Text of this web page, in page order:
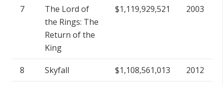
7
The Lord of
the Rings: The
Return of the
King
$1,119,929,521 2003
8 Skyfall $1,108,561,013 2012